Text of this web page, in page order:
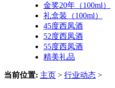
金奖20年（100ml）
礼盒装（100ml）
45度西凤酒
52度西凤酒
55度西凤酒
精美礼品
当前位置: 主页 > 行业动态 >